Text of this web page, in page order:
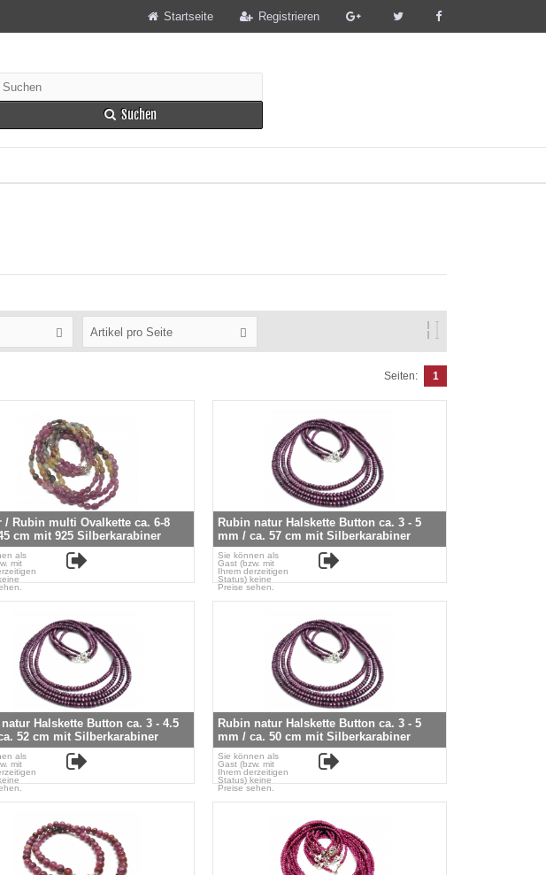
Registrieren
Startseite
Suchen
Artikel pro Seite
Seiten: 1
/ Rubin multi Ovalkette ca. 6-8
cm mit 925 Silberkarabiner
als
mit
Rubin natur Halskette Button ca. 3 - 5
mm / ca. 57 cm mit Silberkarabiner
Sie können als
Gast (bzw. mit
Ihrem derzeitigen
Status) keine
Preise sehen.
Halskette Button ca. 3 - 4.5
52 cm mit Silberkarabiner
als
mit
Rubin natur Halskette Button ca. 3 - 5
mm / ca. 50 cm mit Silberkarabiner
Sie können als
Gast (bzw. mit
Ihrem derzeitigen
Status) keine
Preise sehen.